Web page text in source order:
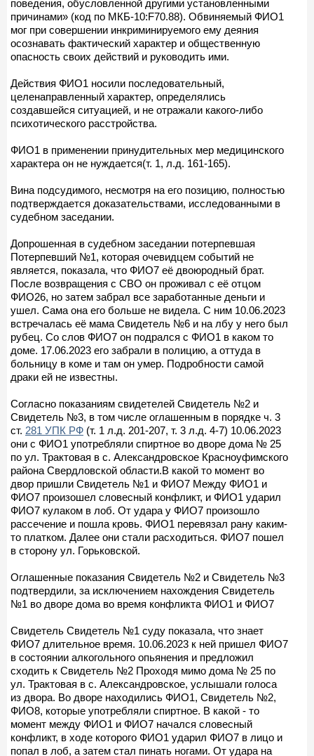
поведения, обусловленной другими установленными
причинами» (код по МКБ-10:F70.88). Обвиняемый ФИО1
мог при совершении инкриминируемого ему деяния
осознавать фактический характер и общественную
опасность своих действий и руководить ими.
Действия ФИО1 носили последовательный,
целенаправленный характер, определялись
создавшейся ситуацией, и не отражали какого-либо
психотического расстройства.
ФИО1 в применении принудительных мер медицинского
характера он не нуждается(т. 1, л.д. 161-165).
Вина подсудимого, несмотря на его позицию, полностью
подтверждается доказательствами, исследованными в
судебном заседании.
Допрошенная в судебном заседании потерпевшая
Потерпевший №1, которая очевидцем событий не
является, показала, что ФИО7 её двоюродный брат.
После возвращения с СВО он проживал с её отцом
ФИО26, но затем забрал все заработанные деньги и
ушел. Сама она его больше не видела. С ним 10.06.2023
встречалась её мама Свидетель №6 и на лбу у него был
рубец. Со слов ФИО7 он подрался с ФИО1 в каком то
доме. 17.06.2023 его забрали в полицию, а оттуда в
больницу в коме и там он умер. Подробности самой
драки ей не известны.
Согласно показаниям свидетелей Свидетель №2 и
Свидетель №3, в том числе оглашенным в порядке ч. 3
ст. 281 УПК РФ (т. 1 л.д. 201-207, т. 3 л.д. 4-7) 10.06.2023
они с ФИО1 употребляли спиртное во дворе дома № 25
по ул. Трактовая в с. Александровское Красноуфимского
района Свердловской области.В какой то момент во
двор пришли Свидетель №1 и ФИО7 Между ФИО1 и
ФИО7 произошел словесный конфликт, и ФИО1 ударил
ФИО7 кулаком в лоб. От удара у ФИО7 произошло
рассечение и пошла кровь. ФИО1 перевязал рану каким-
то платком. Далее они стали расходиться. ФИО7 пошел
в сторону ул. Горьковской.
Оглашенные показания Свидетель №2 и Свидетель №3
подтвердили, за исключением нахождения Свидетель
№1 во дворе дома во время конфликта ФИО1 и ФИО7
Свидетель Свидетель №1 суду показала, что знает
ФИО7 длительное время. 10.06.2023 к ней пришел ФИО7
в состоянии алкогольного опьянения и предложил
сходить к Свидетель №2 Проходя мимо дома № 25 по
ул. Трактовая в с. Александровское, услышали голоса
из двора. Во дворе находились ФИО1, Свидетель №2,
ФИО8, которые употребляли спиртное. В какой - то
момент между ФИО1 и ФИО7 начался словесный
конфликт, в ходе которого ФИО1 ударил ФИО7 в лицо и
попал в лоб, а затем стал пинать ногами. От удара на